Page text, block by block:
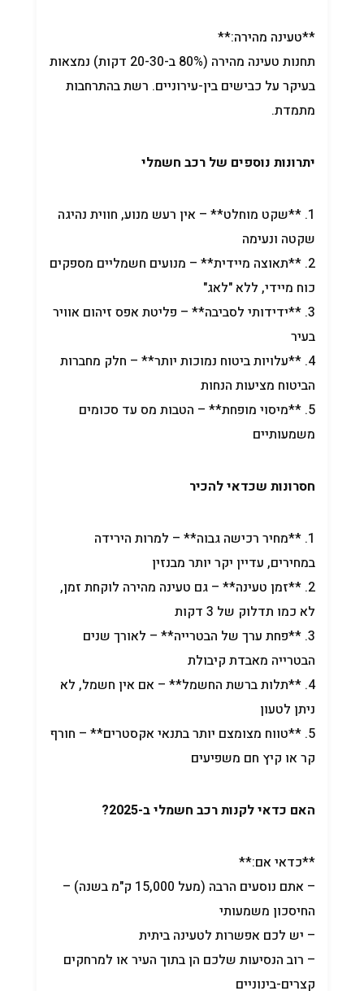
**טעינה מהירה:**
תחנות טעינה מהירה (80% ב-20-30 דקות) נמצאות
בעיקר על כבישים בין-עירוניים. רשת בהתרחבות
מתמדת.
יתרונות נוספים של רכב חשמלי
1. **שקט מוחלט** – אין רעש מנוע, חווית נהיגה
שקטה ונעימה
2. **תאוצה מיידית** – מנועים חשמליים מספקים
כוח מיידי, ללא "לאג"
3. **ידידותי לסביבה** – פליטת אפס זיהום אוויר
בעיר
4. **עלויות ביטוח נמוכות יותר** – חלק מחברות
הביטוח מציעות הנחות
5. **מיסוי מופחת** – הטבות מס עד סכומים
משמעותיים
חסרונות שכדאי להכיר
1. **מחיר רכישה גבוה** – למרות הירידה
במחירים, עדיין יקר יותר מבנזין
2. **זמן טעינה** – גם טעינה מהירה לוקחת זמן,
לא כמו תדלוק של 3 דקות
3. **פחת ערך של הבטרייה** – לאורך שנים
הבטרייה מאבדת קיבולת
4. **תלות ברשת החשמל** – אם אין חשמל, לא
ניתן לטעון
5. **טווח מצומצם יותר בתנאי אקסטרים** – חורף
קר או קיץ חם משפיעים
האם כדאי לקנות רכב חשמלי ב-2025?
**כדאי אם:**
– אתם נוסעים הרבה (מעל 15,000 ק"מ בשנה) –
החיסכון משמעותי
– יש לכם אפשרות לטעינה ביתית
– רוב הנסיעות שלכם הן בתוך העיר או למרחקים
קצרים-בינוניים